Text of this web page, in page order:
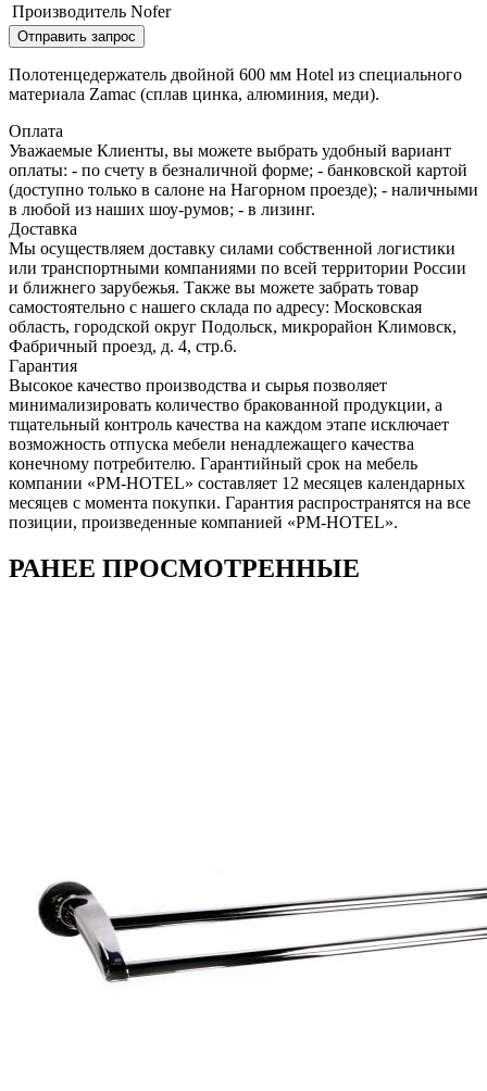
Производитель Nofer
Отправить запрос
Полотенцедержатель двойной 600 мм Hotel из специального
материала Zamac (сплав цинка, алюминия, меди).
Оплата
Уважаемые Клиенты, вы можете выбрать удобный вариант
оплаты: - по счету в безналичной форме; - банковской картой
(доступно только в салоне на Нагорном проезде); - наличными
в любой из наших шоу-румов; - в лизинг.
Доставка
Мы осуществляем доставку силами собственной логистики
или транспортными компаниями по всей территории России
и ближнего зарубежья. Также вы можете забрать товар
самостоятельно с нашего склада по адресу: Московская
область, городcкой округ Подольск, микрорайон Климовск,
Фабричный проезд, д. 4, стр.6.
Гарантия
Высокое качество производства и сырья позволяет
минимализировать количество бракованной продукции, а
тщательный контроль качества на каждом этапе исключает
возможность отпуска мебели ненадлежащего качества
конечному потребителю. Гарантийный срок на мебель
компании «PM-HOTEL» составляет 12 месяцев календарных
месяцев с момента покупки. Гарантия распространятся на все
позиции, произведенные компанией «PM-HOTEL».
РАНЕЕ ПРОСМОТРЕННЫЕ